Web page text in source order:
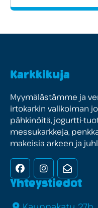
-
Karkkikuja
Myymälästämme ja
irtokarkin valikoiman
pähkinöitä, jogurtti-
messukarkkeja,
makeisia arkeen ja
FacebookInstagram
Yhteystiedot